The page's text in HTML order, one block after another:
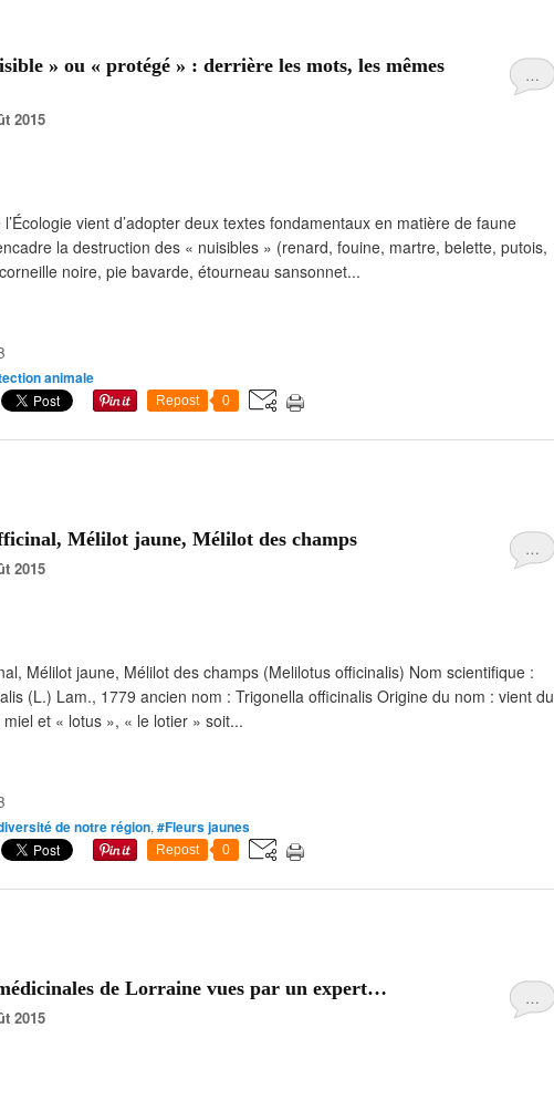
…
» ou « protégé » : derrière les mots, les mêmes
2015
vient d’adopter deux textes fondamentaux en matière de faune
la destruction des « nuisibles » (renard, fouine, martre, belette, putois,
noire, pie bavarde, étourneau sansonnet...
animale
Repost 0
…
Mélilot jaune, Mélilot des champs
2015
Mélilot jaune, Mélilot des champs (Melilotus officinalis) Nom scientifique :
(L.) Lam., 1779 ancien nom : Trigonella officinalis Origine du nom : vient du
et « lotus », « le lotier » soit...
de notre région, #Fleurs jaunes
Repost 0
…
de Lorraine vues par un expert…
2015